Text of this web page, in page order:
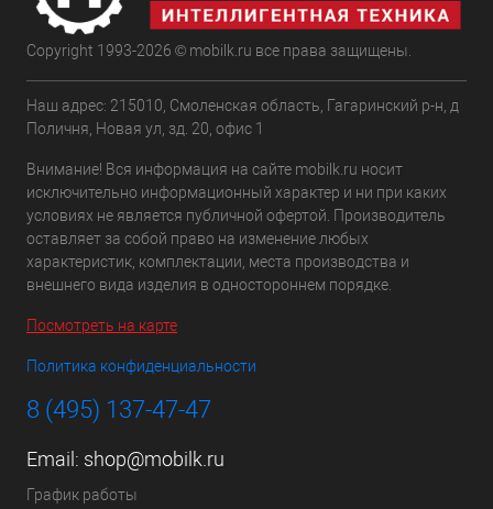
Copyright 1993-2026 © mobilk.ru все права защищены.
Наш адрес: 215010, Смоленская область, Гагаринский р-н, д
Поличня, Новая ул, зд. 20, офис 1
Внимание! Вся информация на сайте mobilk.ru носит
исключительно информационный характер и ни при каких
условиях не является публичной офертой. Производитель
оставляет за собой право на изменение любых
характеристик, комплектации, места производства и
внешнего вида изделия в одностороннем порядке.
Посмотреть на карте
Политика конфиденциальности
8 (495) 137-47-47
Email: shop@mobilk.ru
График работы